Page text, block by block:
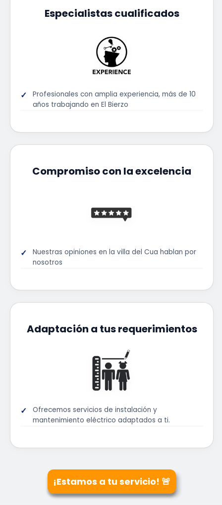
Especialistas cualificados
Profesionales con amplia experiencia, más de 10
años trabajando en El Bierzo
Compromiso con la excelencia
Nuestras opiniones en la villa del Cua hablan por
nosotros
Adaptación a tus requerimientos
Ofrecemos servicios de instalación y
mantenimiento eléctrico adaptados a ti.
¡Estamos a tu servicio! 🚨